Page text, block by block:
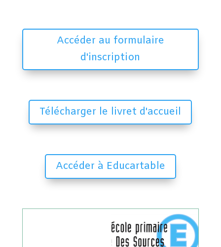
Accéder au formulaire
d'inscription
Télécharger le livret d'accueil
Accéder à Educartable